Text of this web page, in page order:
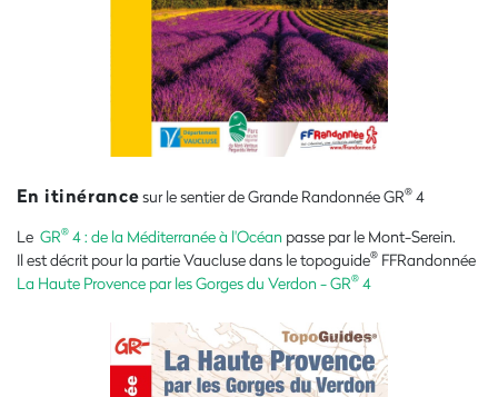
En itinérancesur le sentier de Grande Randonnée GR® 4
Le GR® 4 : de la Méditerranée à l'Océan passe par le Mont-Serein.
Il est décrit pour la partie Vaucluse dans le topoguide® FFRandonnée
La Haute Provence par les Gorges du Verdon - GR® 4